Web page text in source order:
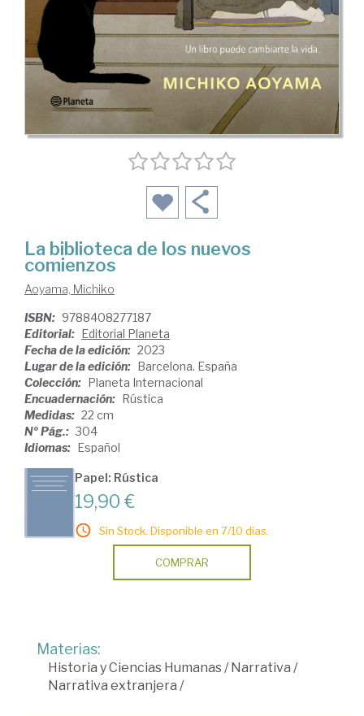
La biblioteca de los nuevos
comienzos
Aoyama, Michiko
ISBN: 9788408277187
Editorial: Editorial Planeta
Fecha de la edición: 2023
Lugar de la edición: Barcelona. España
Colección: Planeta Internacional
Encuadernación: Rústica
Medidas: 22 cm
Nº Pág.: 304
Idiomas: Español
Papel: Rústica
19,90 €
Sin Stock. Disponible en 7/10 días.
COMPRAR
Materias:
Historia y Ciencias Humanas /Narrativa /
Narrativa extranjera /